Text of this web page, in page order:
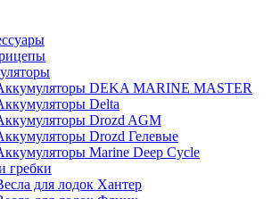
DEKA MARINE MASTER
Delta
Drozd AGM
Drozd Гелевые
Marine Deep Cycle
гребки
для лодок Хантер